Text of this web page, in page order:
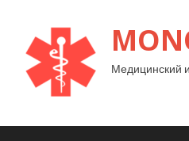
Медицинский